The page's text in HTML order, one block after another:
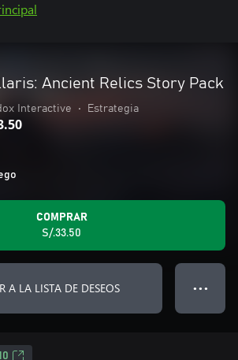
Ancient Relics Story Pack
Interactive • Estrategia
COMPRAR
S/.33.50
A LA LISTA DE DESEOS ● ● ●